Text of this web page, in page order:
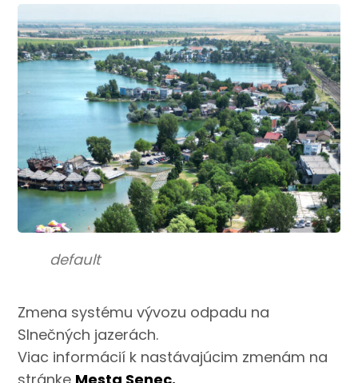
default
Zmena systému vývozu odpadu na
Slnečných jazerách.
Viac informácií k nastávajúcim zmenám na